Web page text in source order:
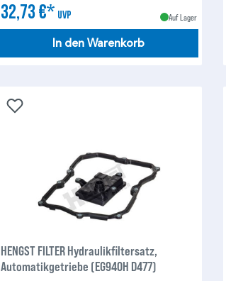
32,73 €* UVP Auf Lager
In den Warenkorb
HENGST FILTER Hydraulikfiltersatz,
Automatikgetriebe (EG940H D477)